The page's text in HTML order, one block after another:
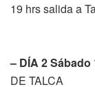
19 hrs salida a
– DÍA 2 Sábado
DE TALCA